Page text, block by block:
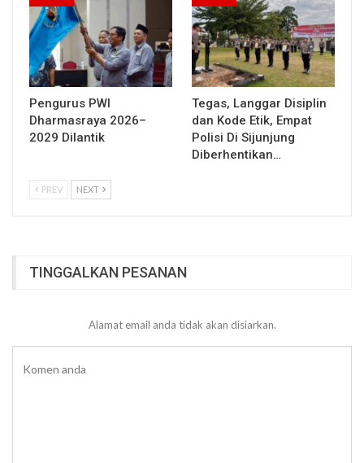
Pengurus PWI
Dharmasraya 2026–
2029 Dilantik
Tegas, Langgar Disiplin
dan Kode Etik, Empat
Polisi Di Sijunjung
Diberhentikan…
PREV NEXT
TINGGALKAN PESANAN
Alamat email anda tidak akan disiarkan.